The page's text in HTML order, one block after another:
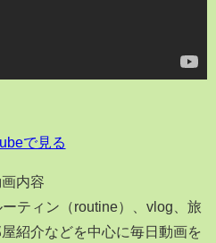
で見る
内容
ティン（routine）、vlog、旅
紹介などを中心に毎日動画を